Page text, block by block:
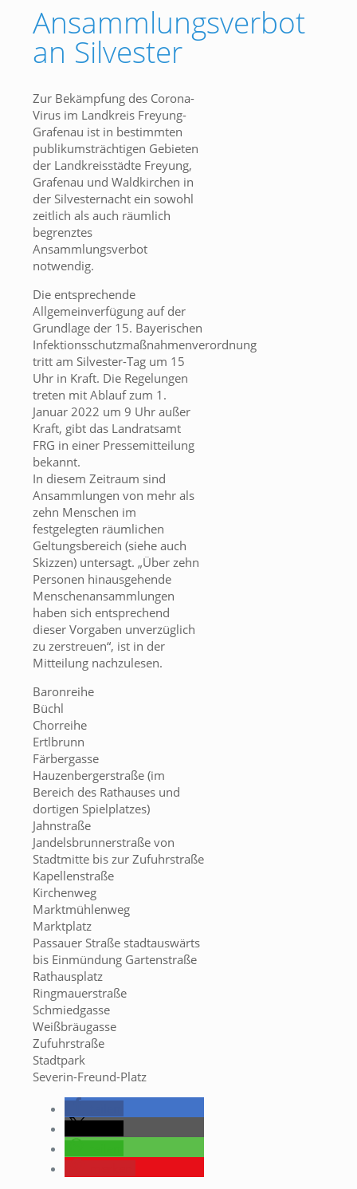
Ansammlungsverbot
an Silvester
Zur Bekämpfung des Corona-
Virus im Landkreis Freyung-
Grafenau ist in bestimmten
publikumsträchtigen Gebieten
der Landkreisstädte Freyung,
Grafenau und Waldkirchen in
der Silvesternacht ein sowohl
zeitlich als auch räumlich
begrenztes
Ansammlungsverbot
notwendig.
Die entsprechende
Allgemeinverfügung auf der
Grundlage der 15. Bayerischen
Infektionsschutzmaßnahmenverordnung
tritt am Silvester-Tag um 15
Uhr in Kraft. Die Regelungen
treten mit Ablauf zum 1.
Januar 2022 um 9 Uhr außer
Kraft, gibt das Landratsamt
FRG in einer Pressemitteilung
bekannt.
In diesem Zeitraum sind
Ansammlungen von mehr als
zehn Menschen im
festgelegten räumlichen
Geltungsbereich (siehe auch
Skizzen) untersagt. „Über zehn
Personen hinausgehende
Menschenansammlungen
haben sich entsprechend
dieser Vorgaben unverzüglich
zu zerstreuen“, ist in der
Mitteilung nachzulesen.
Baronreihe
Büchl
Chorreihe
Ertlbrunn
Färbergasse
Hauzenbergerstraße (im
Bereich des Rathauses und
dortigen Spielplatzes)
Jahnstraße
Jandelsbrunnerstraße von
Stadtmitte bis zur Zufuhrstraße
Kapellenstraße
Kirchenweg
Marktmühlenweg
Marktplatz
Passauer Straße stadtauswärts
bis Einmündung Gartenstraße
Rathausplatz
Ringmauerstraße
Schmiedgasse
Weißbräugasse
Zufuhrstraße
Stadtpark
Severin-Freund-Platz